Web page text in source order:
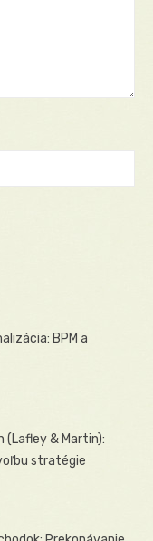
BPM a
(Lafley & Martin):
stratégie